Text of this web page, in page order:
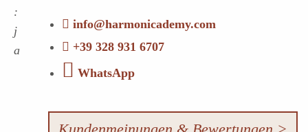
:
j
a
info@harmonicademy.com
+39 328 931 6707
WhatsApp